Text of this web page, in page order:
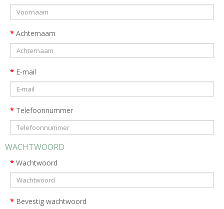
Achternaam
E-mail
Telefoonnummer
WACHTWOORD
Wachtwoord
Bevestig wachtwoord